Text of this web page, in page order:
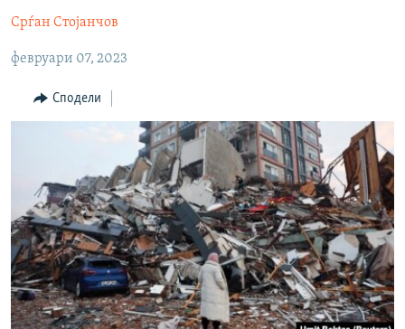
навигација
Премини
на
ШТО ТРЕБА ДА ЗНАЕТЕ
ПРИЈАВИ СЕ ЗА ЊУЗЛЕТЕР
ПОДКАСТ ЗОШТО?
РСЕ веб страници
Срѓан Стојанчов
февруари 07, 2023
Сподели